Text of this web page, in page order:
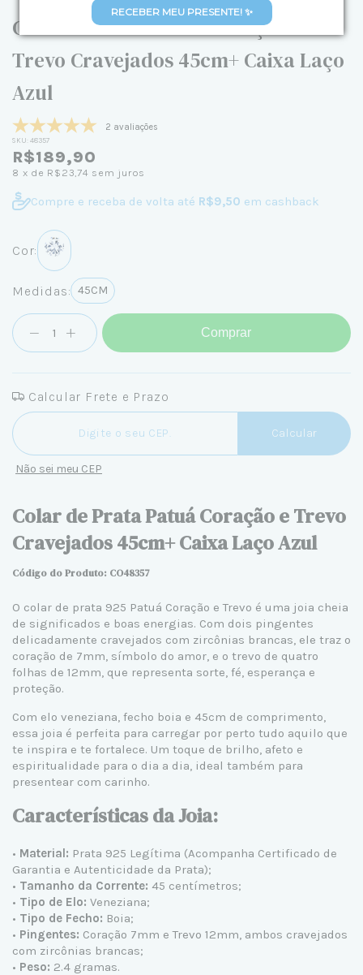
RECEBER MEU PRESENTE! ✨
Colar de Prata Patuá Coração e
Trevo Cravejados 45cm+ Caixa Laço
Azul
2 avaliações
SKU: 48357
R$189,90
8 x de R$23,74 sem juros
Compre e receba de volta até R$9,50 em cashback
Cor:
Medidas: 45CM
Comprar
Calcular Frete e Prazo
Entregas para o CEP:
Calcular
Não sei meu CEP
Colar de Prata Patuá Coração e Trevo
Cravejados 45cm+ Caixa Laço Azul
Código do Produto: CO48357
O colar de prata 925 Patuá Coração e Trevo é uma joia cheia
de significados e boas energias. Com dois pingentes
delicadamente cravejados com zircônias brancas, ele traz o
coração de 7mm, símbolo do amor, e o trevo de quatro
folhas de 12mm, que representa sorte, fé, esperança e
proteção.
Com elo veneziana, fecho boia e 45cm de comprimento,
essa joia é perfeita para carregar por perto tudo aquilo que
te inspira e te fortalece. Um toque de brilho, afeto e
espiritualidade para o dia a dia, ideal também para
presentear com carinho.
Características da Joia:
• Material: Prata 925 Legítima (Acompanha Certificado de
Garantia e Autenticidade da Prata);
• Tamanho da Corrente: 45 centímetros;
• Tipo de Elo: Veneziana;
• Tipo de Fecho: Boia;
• Pingentes: Coração 7mm e Trevo 12mm, ambos cravejados
com zircônias brancas;
• Peso: 2.4 gramas.